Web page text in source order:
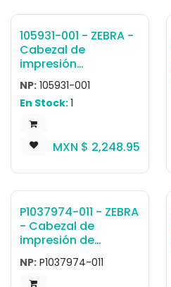
105931-001 - ZEBRA -
Cabezal de
impresión
KIT,Cabezal de
Impresión
NP: 105931-001
En Stock:1
MXN $ 2,248.95
P1037974-011 - ZEBRA
- Cabezal de
impresión de
transferencia
térmica Cabezal de
impresión 300 dpi,
NP: P1037974-011